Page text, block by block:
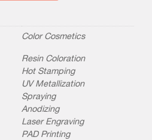
Color Cosmetics
Resin Coloration
Hot Stamping
UV Metallization
Spraying
Anodizing
Laser Engraving
PAD Printing